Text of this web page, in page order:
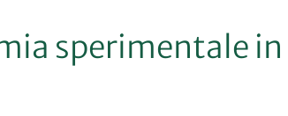
sperimentale in